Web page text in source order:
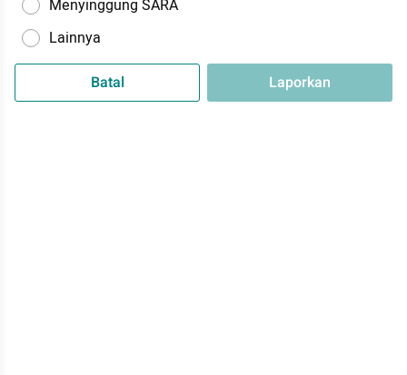
Menyinggung SARA
Lainnya
Batal Laporkan